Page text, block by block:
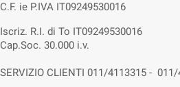
C.F. ie P.IVA IT09249530016
Iscriz. R.I. di To IT09249530016
Cap.Soc. 30.000 i.v.
SERVIZIO CLIENTI 011/4113315 -